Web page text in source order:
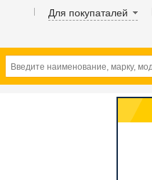
Для покупаталей